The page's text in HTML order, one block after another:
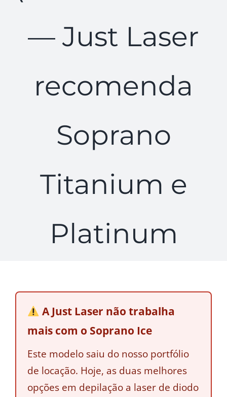
— Just Laser
recomenda
Soprano
Titanium e
Platinum
A Just Laser não trabalha
mais com o Soprano Ice
Este modelo saiu do nosso portfólio
de locação. Hoje, as duas melhores
opções em depilação a laser de diodo